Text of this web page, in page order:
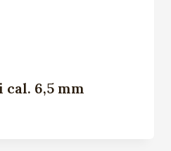
6,5 mm